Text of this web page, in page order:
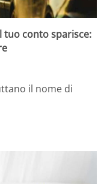
tuo conto sparisce:
il nome di